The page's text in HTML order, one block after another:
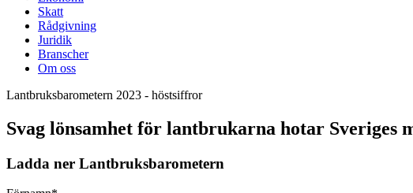
Skatt
Rådgivning
Juridik
Branscher
Om oss
Lantbruksbarometern 2023 - höstsiffror
Svag lönsamhet för lantbrukarna hotar Sveriges
Ladda ner Lantbruksbarometern